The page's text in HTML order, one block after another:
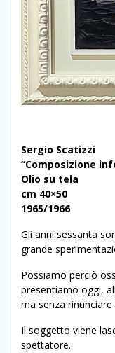
Sergio Scatizzi
“Composizione
Olio su tela
cm 40×50
1965/1966
Gli anni sessanta
grande
Possiamo perciò
presentiamo oggi,
ma senza
Il soggetto viene
spettatore.